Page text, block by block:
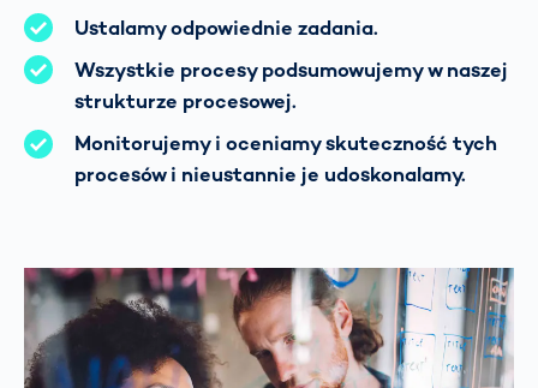
Ustalamy odpowiednie zadania.
Wszystkie procesy podsumowujemy w naszej
strukturze procesowej.
Monitorujemy i oceniamy skuteczność tych
procesów i nieustannie je udoskonalamy.